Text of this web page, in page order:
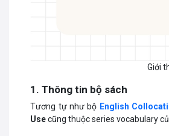
Giới
1. Thông tin bộ sách
Tương tự như bộ English
Usecũng thuộc series vocabulary